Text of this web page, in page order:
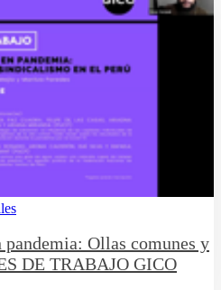
Ollas comunes y
DE TRABAJO GICO